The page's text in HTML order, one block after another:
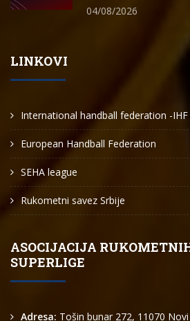
04/08/2026
LINKOVI
International handball federation -IHF
European Handball Federation
SEHA league
Rukometni savez Srbije
ASOCIJACIJA
SUPERLIGE
Adresa: Tošin bunar 272, 11070